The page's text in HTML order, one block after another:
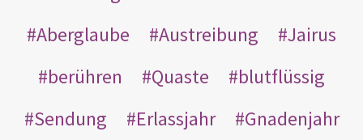
Aberglaube
Austreibung
Jairus
berühren
Quaste
blutflüssig
Sendung
Erlassjahr
Gnadenjahr